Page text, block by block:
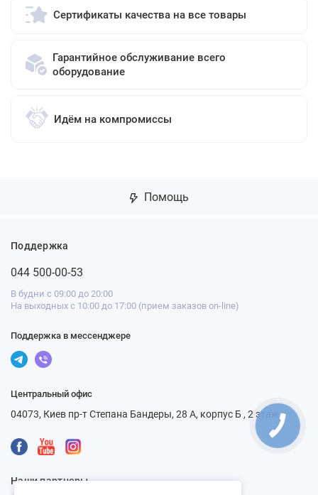
Сертификаты качества на все товары
Гарантийное обслуживание всего
оборудование
Идём на компромиссы
Помощь
Поддержка
044 500-00-53
В будни с 09:00 до 20:00
На выходных с 10:00 до 17:00 (прием заказов on-line)
Поддержка в мессенджере
Центральный офис
04073, Киев пр-т Степана Бандеры, 28 А, корпус Б , 2 этаж
Наши партнеры